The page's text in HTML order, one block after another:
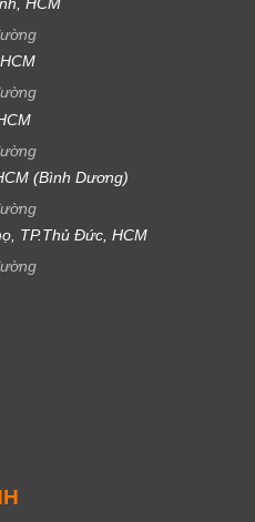
như đen, nâu, xanh dương đậm,
nâng cổ tay lên, màn hình Oled
sắc nét. Nếu không sử dụng trong
chuyển sang chế độ đơn sắc,
khả năng hiển thị tốt ở nhiều góc
đổi múi giờ. Đây là một lợi thế lớn
thám hiểm hoặc làm việc trong
gian.
hợp hàng loạt tính năng hữu ích
động ngoài trời. Các chức
thị lịch tự động, cập nhật giờ thế
báo thức linh hoạt và hệ
(Bình Dương)
TP.Thủ Đức, HCM